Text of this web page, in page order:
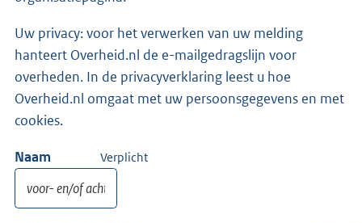
Uw privacy: voor het verwerken van uw melding
hanteert Overheid.nl de e-mailgedragslijn voor
overheden. In de privacyverklaring leest u hoe
Overheid.nl omgaat met uw persoonsgegevens en met
cookies.
Naam Verplicht